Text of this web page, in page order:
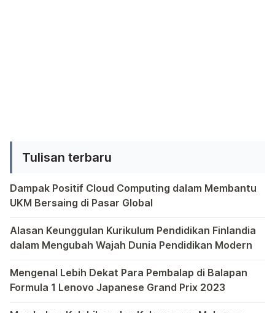
Tulisan terbaru
Dampak Positif Cloud Computing dalam Membantu
UKM Bersaing di Pasar Global
Dalam era globalisasi yang semakin kompetitif,
Alasan Keunggulan Kurikulum Pendidikan Finlandia
dalam Mengubah Wajah Dunia Pendidikan Modern
Dalam dunia pendidikan modern, tak ada yang lebih
Mengenal Lebih Dekat Para Pembalap di Balapan
Formula 1 Lenovo Japanese Grand Prix 2023
Dalam dunia balap Formula 1, setiap Grand Prix memiliki